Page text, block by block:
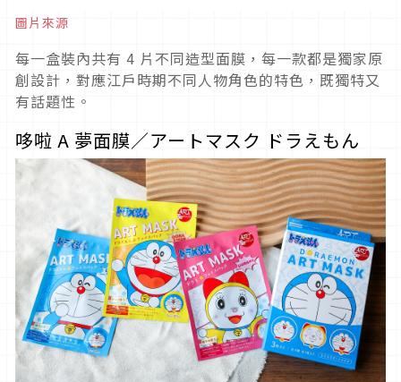
圖片來源
每一盒裝內共有 4 片不同造型面膜，每一款都是獨家原
創設計，對應江戶時期不同人物角色的特色，既獨特又
有話題性。
哆啦 A 夢面膜／アートマスク ドラえもん